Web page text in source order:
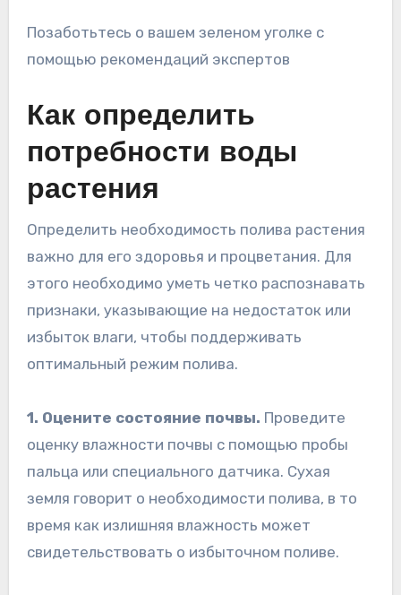
Позаботьтесь о вашем зеленом уголке с
помощью рекомендаций экспертов
Как определить
потребности воды
растения
Определить необходимость полива растения
важно для его здоровья и процветания. Для
этого необходимо уметь четко распознавать
признаки, указывающие на недостаток или
избыток влаги, чтобы поддерживать
оптимальный режим полива.
1. Оцените состояние почвы. Проведите
оценку влажности почвы с помощью пробы
пальца или специального датчика. Сухая
земля говорит о необходимости полива, в то
время как излишняя влажность может
свидетельствовать о избыточном поливе.